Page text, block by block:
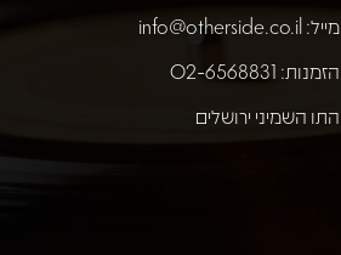
מייל: info@otherside.co.il
הזמנות: 02-6568831
התו השמיני ירושלים